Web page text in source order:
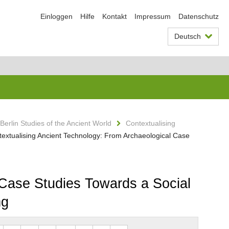
Einloggen Hilfe Kontakt Impressum Datenschutz
Deutsch
Berlin Studies of the Ancient World
Contextualising
Ancient Technology: From Archaeological Case
Studies Towards a Social